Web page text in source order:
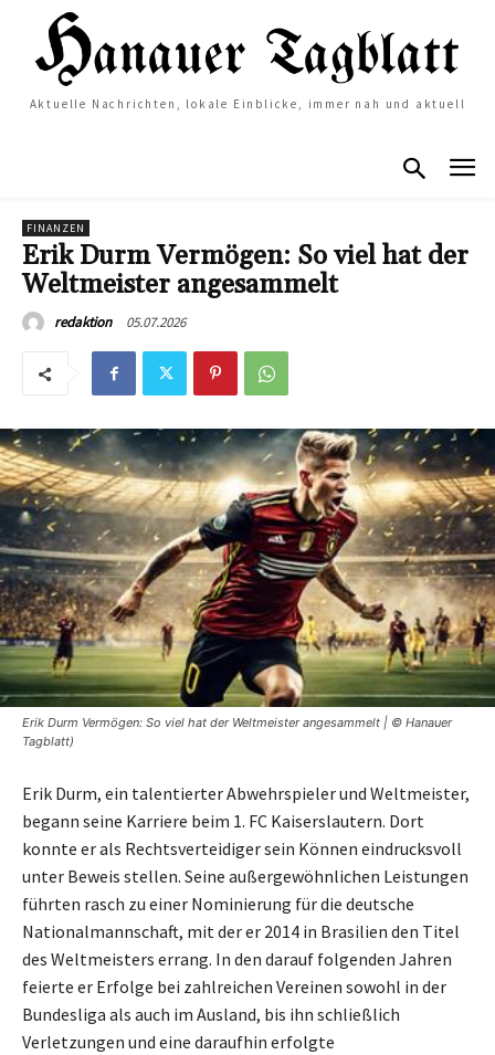
Aktuelle Nachrichten, lokale Einblicke, immer nah und aktuell
FINANZEN
Erik Durm Vermögen: So viel hat der
Weltmeister angesammelt
redaktion 05.07.2026
Erik Durm Vermögen: So viel hat der Weltmeister angesammelt | © Hanauer
Tagblatt)
Erik Durm, ein talentierter Abwehrspieler und Weltmeister,
begann seine Karriere beim 1. FC Kaiserslautern. Dort
konnte er als Rechtsverteidiger sein Können eindrucksvoll
unter Beweis stellen. Seine außergewöhnlichen Leistungen
führten rasch zu einer Nominierung für die deutsche
Nationalmannschaft, mit der er 2014 in Brasilien den Titel
des Weltmeisters errang. In den darauf folgenden Jahren
feierte er Erfolge bei zahlreichen Vereinen sowohl in der
Bundesliga als auch im Ausland, bis ihn schließlich
Verletzungen und eine daraufhin erfolgte